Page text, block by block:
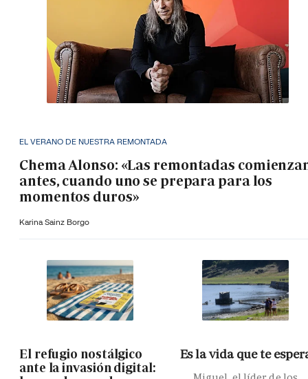
EL VERANO DE NUESTRA REMONTADA
Chema Alonso: «Las remontadas
antes, cuando uno se prepara para los
momentos duros»
Karina Sainz Borgo
El refugio nostálgico
ante la invasión digital:
Es la vida que te